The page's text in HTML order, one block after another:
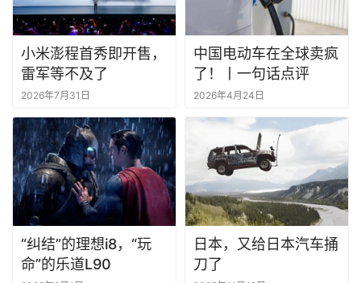
小米澎程首秀即开售，
雷军等不及了
2026年7月31日
中国电动车在全球卖疯
了！丨一句话点评
2026年4月24日
“纠结”的理想i8，“玩
命”的乐道L90
日本，又给日本汽车捅
刀了